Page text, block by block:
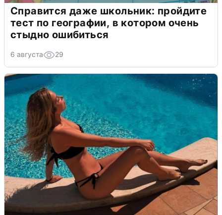
Справится даже школьник: пройдите
тест по географии, в котором очень
стыдно ошибиться
6 августа 29